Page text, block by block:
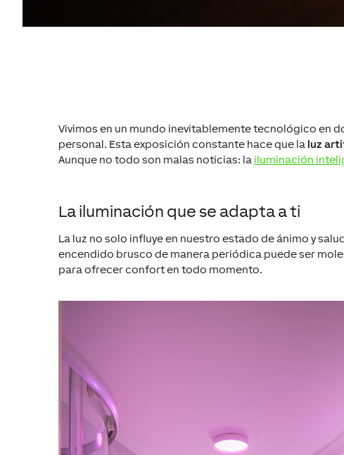
Vivimos en un mundo inevitablementetecnológico en d
personal. Esta exposición constante hace que la luz
Aunque no todo son malas noticias: la iluminación
La iluminación que se adapta a ti
La luz no solo influye en nuestro estado de ánimo y
encendido brusco de manera periódica puedeser
para ofrecer conforten todo momento.